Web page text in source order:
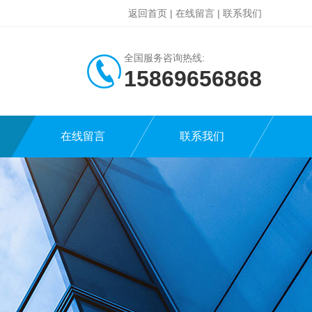
返回首页 | 在线留言 | 联系我们
全国服务咨询热线:
15869656868
在线留言 联系我们